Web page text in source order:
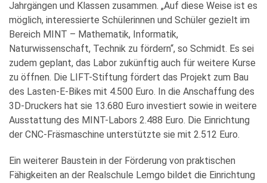
Jahrgängen und Klassen zusammen. „Auf diese Weise ist es
möglich, interessierte Schülerinnen und Schüler gezielt im
Bereich MINT – Mathematik, Informatik,
Naturwissenschaft, Technik zu fördern“, so Schmidt. Es sei
zudem geplant, das Labor zukünftig auch für weitere Kurse
zu öffnen. Die LIFT-Stiftung fördert das Projekt zum Bau
des Lasten-E-Bikes mit 4.500 Euro. In die Anschaffung des
3D-Druckers hat sie 13.680 Euro investiert sowie in weitere
Ausstattung des MINT-Labors 2.488 Euro. Die Einrichtung
der CNC-Fräsmaschine unterstützte sie mit 2.512 Euro.
Ein weiterer Baustein in der Förderung von praktischen
Fähigkeiten an der Realschule Lemgo bildet die Einrichtung